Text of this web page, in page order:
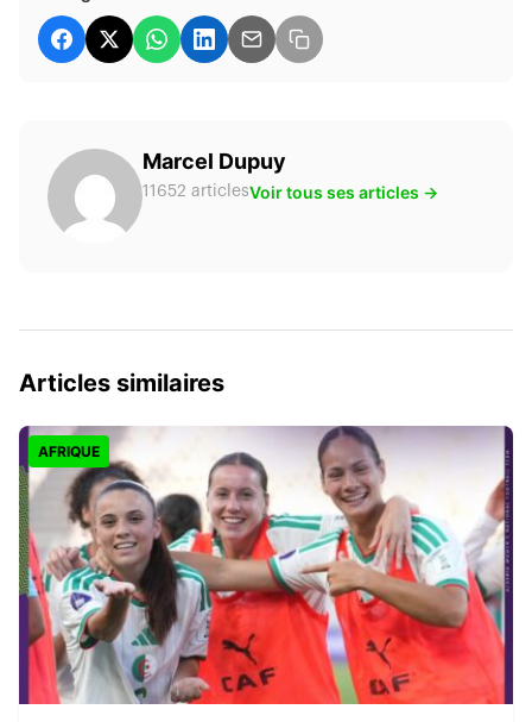
Marcel Dupuy
11652 articlesVoir tous ses articles →
Articles similaires
AFRIQUE